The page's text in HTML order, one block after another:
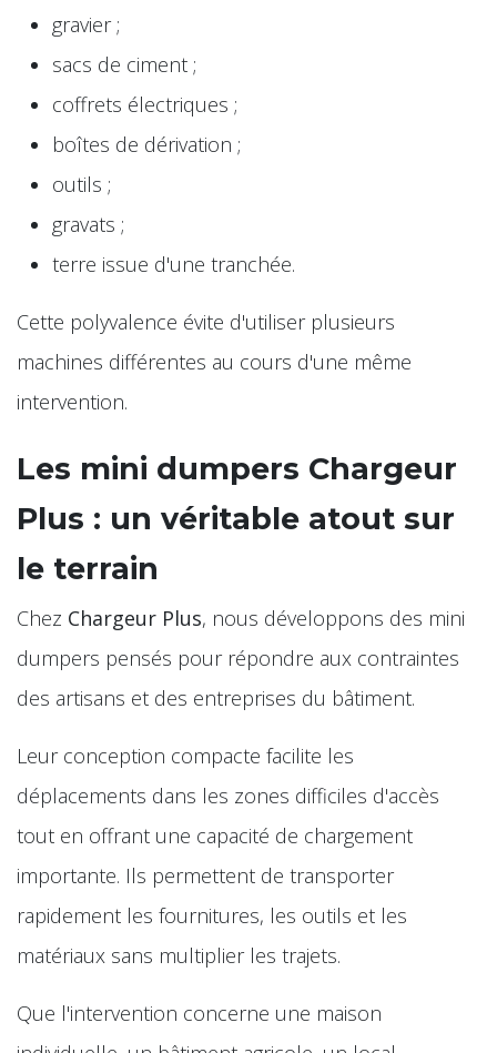
gravier ;
sacs de ciment ;
coffrets électriques ;
boîtes de dérivation ;
outils ;
gravats ;
terre issue d'une tranchée.
Cette polyvalence évite d'utiliser plusieurs
machines différentes au cours d'une même
intervention.
Les mini dumpers Chargeur
Plus : un véritable atout sur
le terrain
Chez Chargeur Plus, nous développons des mini
dumpers pensés pour répondre aux contraintes
des artisans et des entreprises du bâtiment.
Leur conception compacte facilite les
déplacements dans les zones difficiles d'accès
tout en offrant une capacité de chargement
importante. Ils permettent de transporter
rapidement les fournitures, les outils et les
matériaux sans multiplier les trajets.
Que l'intervention concerne une maison